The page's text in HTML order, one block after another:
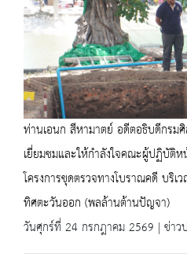
ท่านเอนก สีหามาตย์ อดีตอธิบดีกรม
เยี่ยมชมและให้กำลังใจคณะผู้ปฏิบัติ
โครงการขุดตรวจทางโบราณคดี บริเ
ทิศตะวันออก (พลล้านต้านปัญจา)
วันศุกร์ที่ 24 กรกฎาคม 2569 | ข่าว